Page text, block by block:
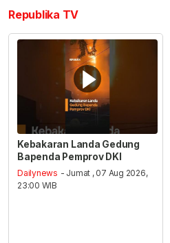
Republika TV
Kebakaran Landa Gedung
Bapenda Pemprov DKI
Dailynews - Jumat , 07 Aug 2026,
23:00 WIB